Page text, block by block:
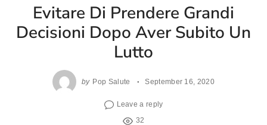
Evitare Di Prendere Grandi
Decisioni Dopo Aver Subito Un
Lutto
by Pop Salute September 16, 2020
Leave a reply
32